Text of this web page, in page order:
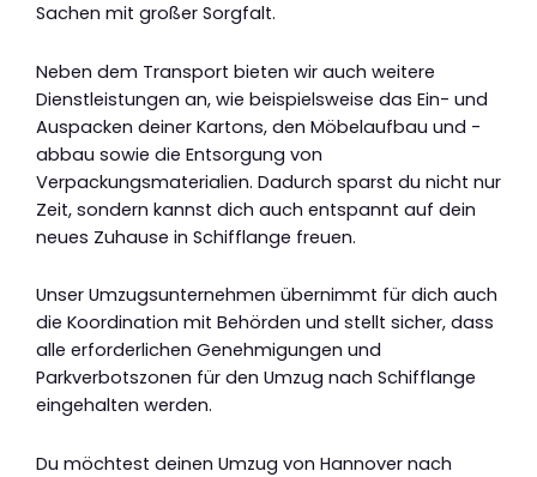
Sachen mit großer Sorgfalt.
Neben dem Transport bieten wir auch weitere
Dienstleistungen an, wie beispielsweise das Ein- und
Auspacken deiner Kartons, den Möbelaufbau und -
abbau sowie die Entsorgung von
Verpackungsmaterialien. Dadurch sparst du nicht nur
Zeit, sondern kannst dich auch entspannt auf dein
neues Zuhause in Schifflange freuen.
Unser Umzugsunternehmen übernimmt für dich auch
die Koordination mit Behörden und stellt sicher, dass
alle erforderlichen Genehmigungen und
Parkverbotszonen für den Umzug nach Schifflange
eingehalten werden.
Du möchtest deinen Umzug von Hannover nach